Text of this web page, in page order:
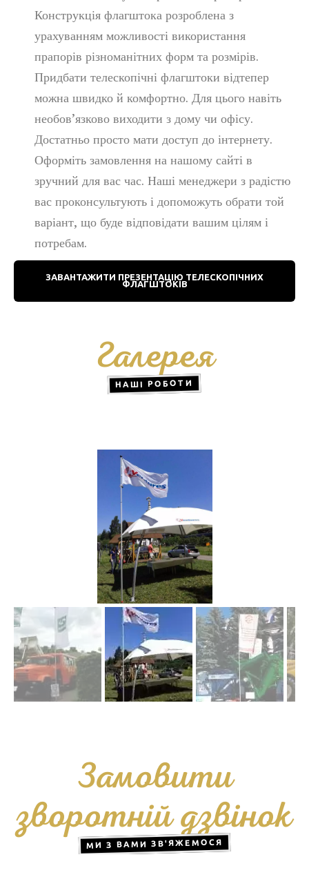
Конструкція флагштока розроблена з
урахуванням можливості використання
прапорів різноманітних форм та розмірів.
Придбати телескопічні флагштоки відтепер
можна швидко й комфортно. Для цього навіть
необов’язково виходити з дому чи офісу.
Достатньо просто мати доступ до інтернету.
Оформіть замовлення на нашому сайті в
зручний для вас час. Наші менеджери з радістю
вас проконсультують і допоможуть обрати той
варіант, що буде відповідати вашим цілям і
потребам.
ЗАВАНТАЖИТИ ПРЕЗЕНТАЦІЮ ТЕЛЕСКОПІЧНИХ
ФЛАГШТОКІВ
Галерея
НАШІ РОБОТИ
Замовити
зворотній дзвінок
МИ З ВАМИ ЗВ'ЯЖЕМОСЯ